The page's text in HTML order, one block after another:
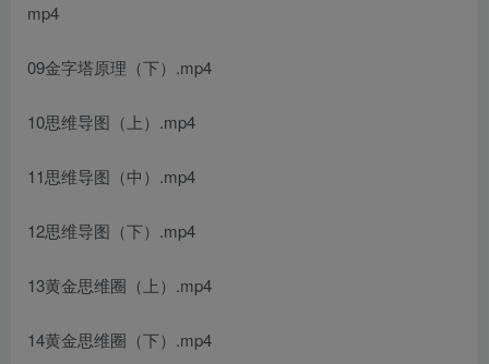
mp4
09金字塔原理（下）.mp4
10思维导图（上）.mp4
11思维导图（中）.mp4
12思维导图（下）.mp4
13黄金思维圈（上）.mp4
14黄金思维圈（下）.mp4